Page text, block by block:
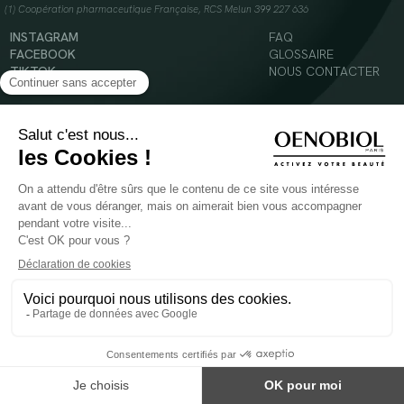
(1) Coopération pharmaceutique Française, RCS Melun 399 227 636
INSTAGRAM
FACEBOOK
TIKTOK
YOUTUBE
FAQ
GLOSSAIRE
NOUS CONTACTER
© 2024 Oenobiol Paris
Mentions légales
Politique en matière de cookies
POUR VOTRE SANTÉ, MANGEZ AU MOINS CINQ FRUITS ET LÉGUMES PAR JOUR -
Les complément alimentaires doivent être utilisés dans le cadre d'un mode de vie sain et
ne pas être utilisés comme substituts d'un régimes alimentaire varié et équilibré.